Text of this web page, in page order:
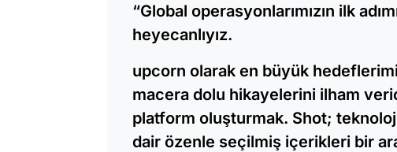
“Global operasyonlarımızın ilk
heyecanlıyız.
upcorn olarak en büyük
macera dolu hikayelerini ilham
platform oluşturmak. Shot;
dair özenle seçilmiş içerikleri bir